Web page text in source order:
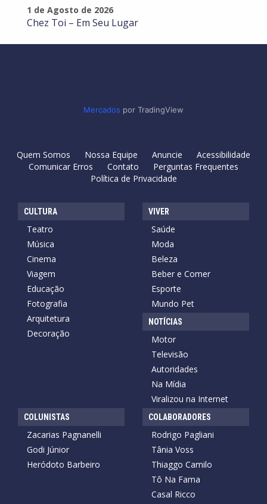
1 de Agosto de 2026
Chez Toi – Em Seu Lugar
Mercados por TradingView
Quem Somos Nossa Equipe Anuncie
Acessibilidade
Comunicar Erros
Contato
Perguntas Frequentes
Política de Privacidade
CULTURA
Teatro
Música
Cinema
Viagem
Educação
Fotografia
Arquitetura
Decoração
VIVER
Saúde
Moda
Beleza
Beber e Comer
Esporte
Mundo Pet
NOTÍCIAS
Motor
Televisão
Autoridades
Na Mídia
Viralizou na Internet
COLUNISTAS
Zacarias Pagnanelli
Godi Júnior
Heródoto Barbeiro
COLABORADORES
Rodrigo Pagliani
Tânia Voss
Thiaggo Camilo
Tô Na Fama
Casal Ricco